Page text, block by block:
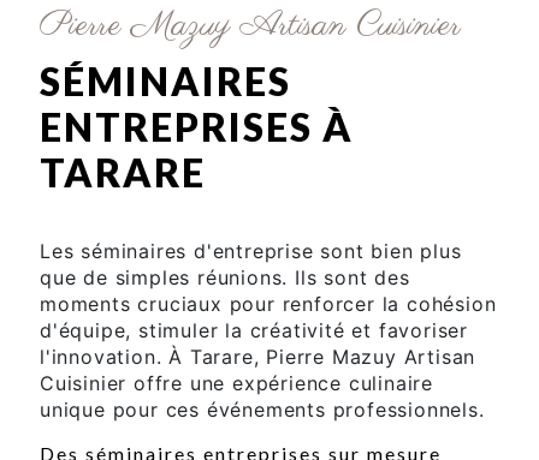
Pierre Mazuy Artisan Cuisinier
SÉMINAIRES
ENTREPRISES À
TARARE
Les séminaires d'entreprise sont bien plus
que de simples réunions. Ils sont des
moments cruciaux pour renforcer la cohésion
d'équipe, stimuler la créativité et favoriser
l'innovation. À Tarare, Pierre Mazuy Artisan
Cuisinier offre une expérience culinaire
unique pour ces événements professionnels.
Des séminaires entreprises sur mesure